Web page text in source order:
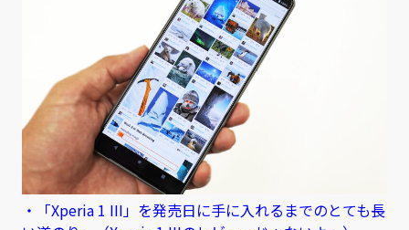
・「Xperia 1 III」を発売日に手に入れるまでのとても長